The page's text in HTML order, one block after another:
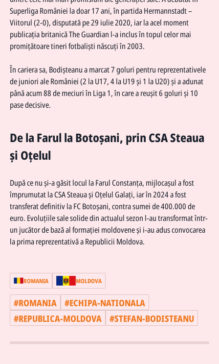
Superliga României la doar 17 ani, în partida Hermannstadt –
Viitorul (2-0), disputată pe 29 iulie 2020, iar la acel moment
publicația britanică The Guardian l-a inclus în topul celor mai
promițătoare tineri fotbaliști născuți în 2003.
În cariera sa, Bodișteanu a marcat 7 goluri pentru reprezentativele
de juniori ale României (2 la U17, 4 la U19 și 1 la U20) și a adunat
până acum 88 de meciuri în Liga 1, în care a reușit 6 goluri și 10
pase decisive.
De la Farul la Botoșani, prin CSA Steaua
și Oțelul
După ce nu și-a găsit locul la Farul Constanța, mijlocașul a fost
împrumutat la CSA Steaua și Oțelul Galați, iar în 2024 a fost
transferat definitiv la FC Botoșani, contra sumei de 400.000 de
euro. Evoluțiile sale solide din actualul sezon l-au transformat într-
un jucător de bază al formației moldovene și i-au adus convocarea
la prima reprezentativă a Republicii Moldova.
ROMANIA MOLDOVA
#ROMANIA #ECHIPA-NATIONALA
#REPUBLICA-MOLDOVA #STEFAN-BODISTEANU